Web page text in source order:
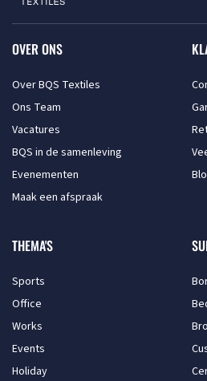
OVER ONS
Over BQS Textiles
Ons Team
Vacatures
BQS in de samenleving
Evenementen
Maak een afspraak
THEMA'S
Sports
Office
Works
Events
Holiday